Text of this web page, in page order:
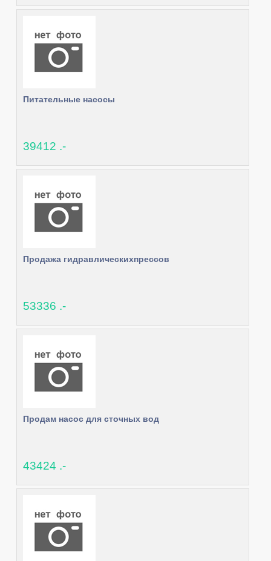
Питательные насосы
39412 .-
Продажа гидравлическихпрессов
53336 .-
Продам насос для сточных вод
43424 .-